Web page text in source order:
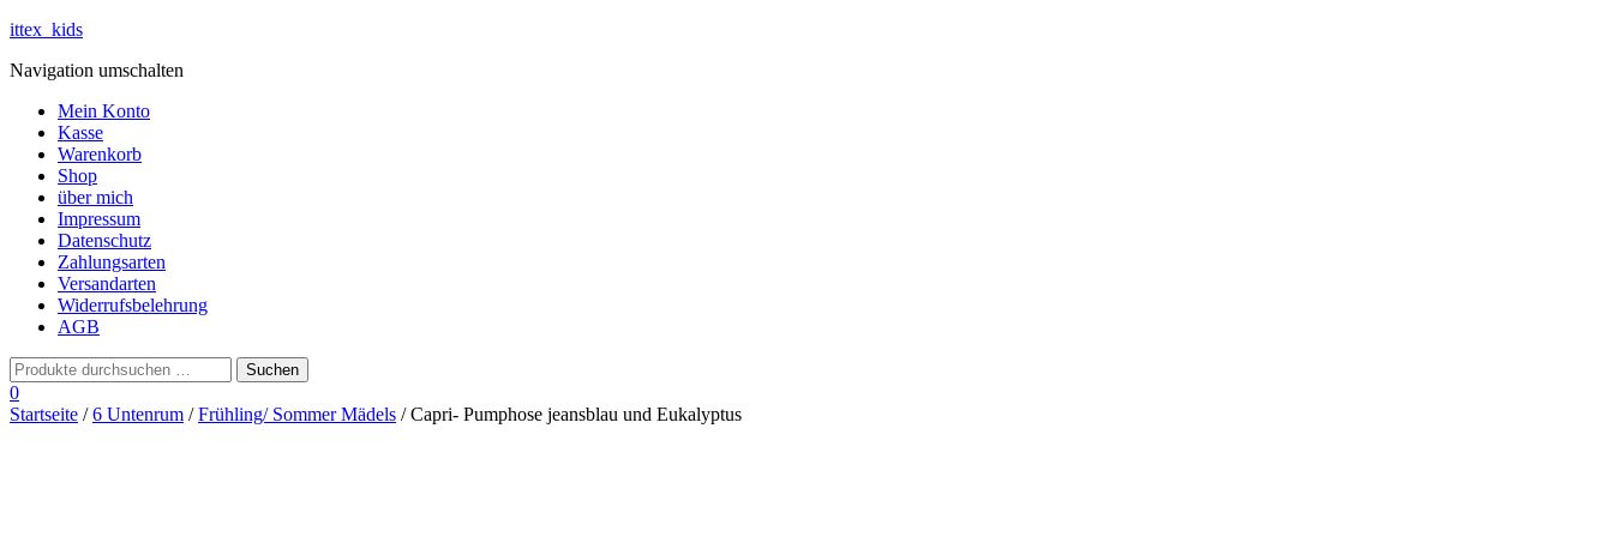
ittex_kids
Navigation umschalten
Mein Konto
Kasse
Warenkorb
Shop
über mich
Impressum
Datenschutz
Zahlungsarten
Versandarten
Widerrufsbelehrung
AGB
0
Startseite /6 Untenrum /Frühling/ Sommer Mädels / Capri- Pumphose jeansblau und Eukalyptus